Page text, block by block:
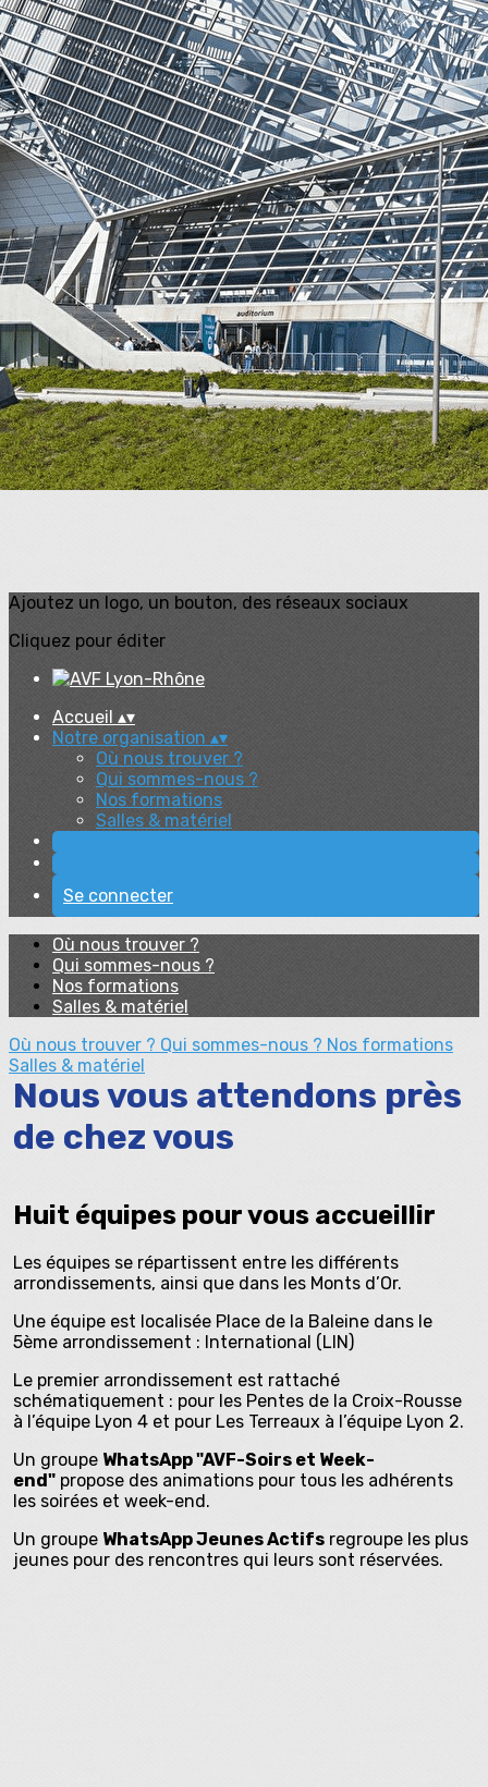
Exporter les lignes sélectionnées
Exporter toutes les colonnes
Exporter uniquement les colonnes affichées
Menu
<
>
Où nous trouver ?
Qui sommes-nous ?
Nos formations
Salles & matériel
Images de la page d'accueil
Cliquez pour éditer
Ajoutez un logo, un bouton, des réseaux sociaux
Cliquez pour éditer
Accueil ▴▾
Notre organisation ▴▾
Où nous trouver ?
Qui sommes-nous ?
Nos formations
Salles & matériel
Se connecter
Où nous trouver ?
Qui sommes-nous ?
Nos formations
Salles & matériel
Où nous trouver ? Qui sommes-nous ? Nos formations
Salles & matériel
Nous vous attendons près
de chez vous
Huit équipes pour vous accueillir
Les équipes se répartissent entre les différents
arrondissements, ainsi que dans les Monts d’Or.
Une équipe est localisée Place de la Baleine dans le
5ème arrondissement : International (LIN)
Le premier arrondissement est rattaché
schématiquement : pour les Pentes de la Croix-Rousse
à l’équipe Lyon 4 et pour Les Terreaux à l’équipe Lyon 2.
Un groupe WhatsApp "AVF-Soirs et Week-
end" propose des animations pour tous les adhérents
les soirées et week-end.
Un groupe WhatsApp Jeunes Actifs regroupe les plus
jeunes pour des rencontres qui leurs sont réservées.